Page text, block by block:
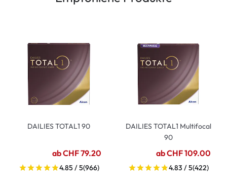
DAILIES TOTAL1 90
ab CHF 79.20
4.85 / 5(966)
DAILIES TOTAL1 Multifocal
90
ab CHF 109.00
4.83 / 5(422)